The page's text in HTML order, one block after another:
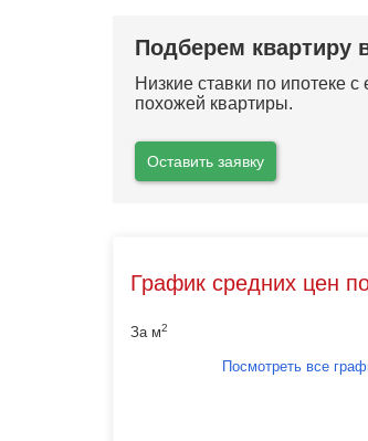
Подберем квартиру
Низкие ставки по ипотеке
похожей квартиры.
Оставить заявку
График средних цен
За м2
Посмотреть все